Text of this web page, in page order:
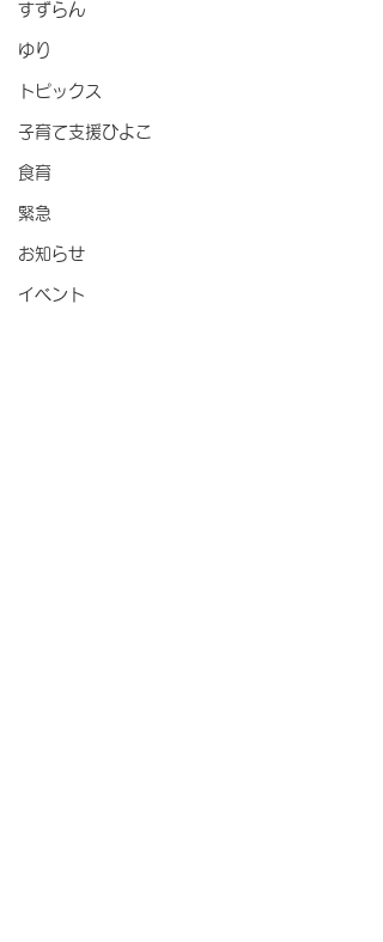
すずらん
ゆり
トピックス
子育て支援ひよこ
食育
緊急
お知らせ
イベント